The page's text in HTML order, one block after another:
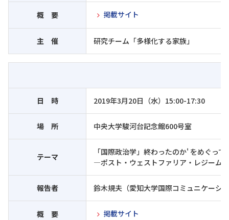
概 要 掲載サイト
主 催 研究チーム「多様化する家族」
日 時 2019年3月20日（水）15:00-17:30
場 所 中央大学駿河台記念館600号室
テーマ
「国際政治学」終わったのか' をめぐって
―ポスト・ウェストファリア・レジーム
報告者 鈴木規夫（愛知大学国際コミュニケーシ
概 要 掲載サイト